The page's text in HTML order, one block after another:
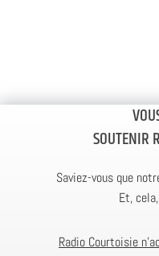
SOUTENIR
Saviez-vous que
Et, cela,
Radio Courtoisie